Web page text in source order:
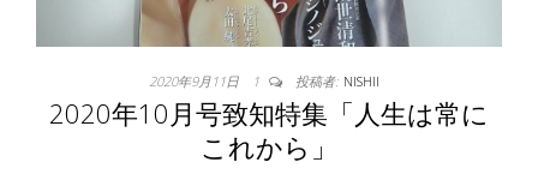
2020年9月11日 1 投稿者: NISHII
2020年10月号致知特集「人生は常に
これから」